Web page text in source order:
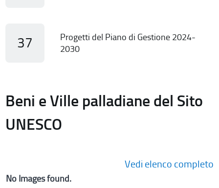
37
Progetti del Piano di Gestione 2024-
2030
Beni e Ville palladiane del Sito
UNESCO
Vedi elenco completo
No Images found.